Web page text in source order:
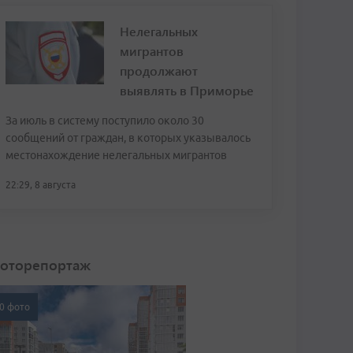
Нелегальных
мигрантов
продолжают
выявлять в Приморье
За июль в систему поступило около 30
сообщений от граждан, в которых указывалось
местонахождение нелегальных мигрантов
22:29, 8 августа
фото